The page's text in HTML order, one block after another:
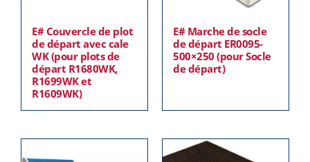
E# Couvercle de plot
de départ avec cale
WK (pour plots de
départ R1680WK,
R1699WK et
R1609WK)
E# Marche de socle
de départ ER0095-
500×250 (pour Socle
de départ)